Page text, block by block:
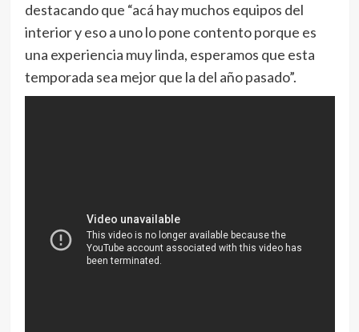
destacando que “acá hay muchos equipos del
interior y eso a uno lo pone contento porque es
una experiencia muy linda, esperamos que esta
temporada sea mejor que la del año pasado”.